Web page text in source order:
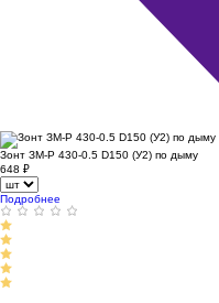
Зонт ЗМ-Р 430-0.5 D150 (У2) по дыму
648 ₽
Подробнее